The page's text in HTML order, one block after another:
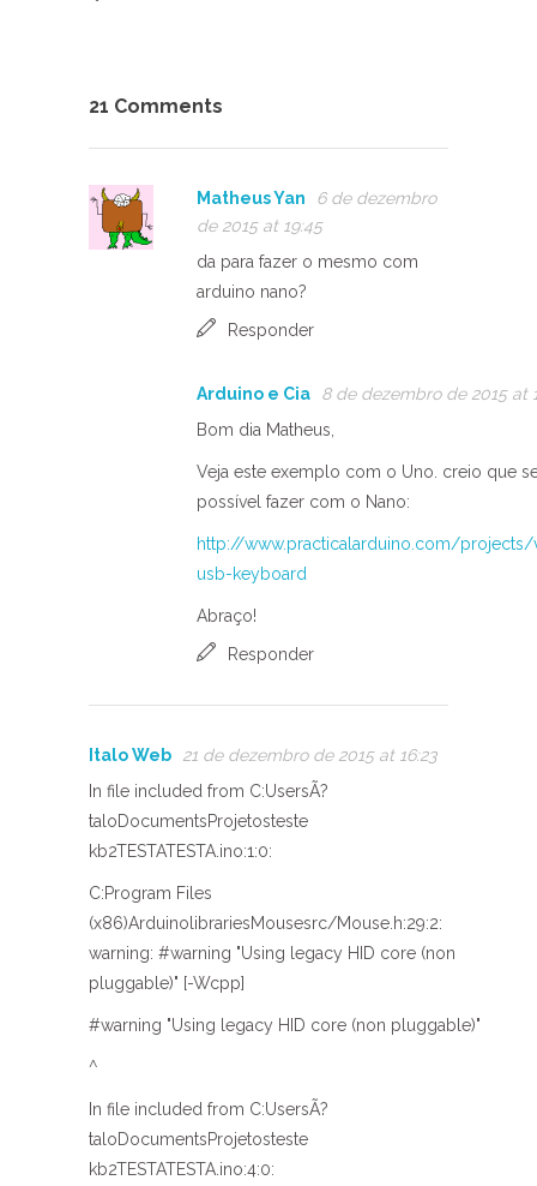
21 Comments
Matheus Yan
6 de dezembro
de 2015 at 19:45
da para fazer o mesmo com
arduino nano?
Responder
Arduino e Cia
8 de dezembro de 2015 at
Bom dia Matheus,
Veja este exemplo com o Uno. creio que
possível fazer com o Nano:
http://www.practicalarduino.com/projects/
usb-keyboard
Abraço!
Responder
Italo Web
21 de dezembro de 2015 at 16:23
In file included from C:UsersÃ?
taloDocumentsProjetosteste
kb2TESTATESTA.ino:1:0:
C:Program Files
(x86)ArduinolibrariesMousesrc/Mouse.h:29:2:
warning: #warning "Using legacy HID core (non
pluggable)" [-Wcpp]
#warning "Using legacy HID core (non pluggable)"
^
In file included from C:UsersÃ?
taloDocumentsProjetosteste
kb2TESTATESTA.ino:4:0: